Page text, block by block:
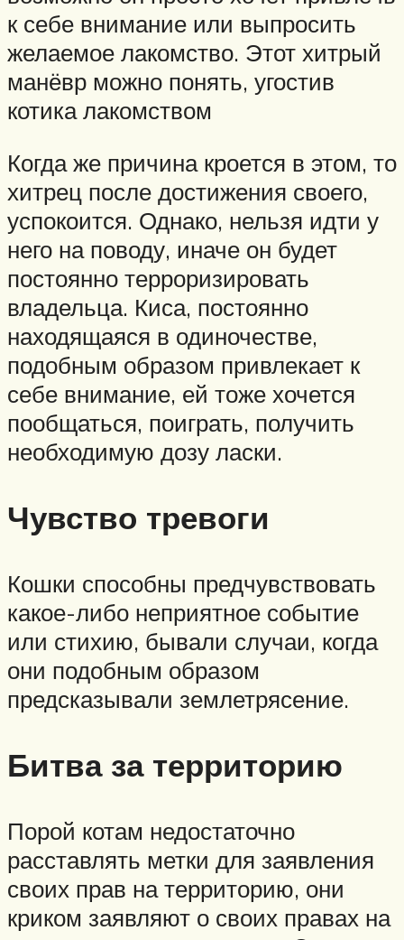
к себе внимание или выпросить
желаемое лакомство. Этот хитрый
манёвр можно понять, угостив
котика лакомством
Когда же причина кроется в этом, то
хитрец после достижения своего,
успокоится. Однако, нельзя идти у
него на поводу, иначе он будет
постоянно терроризировать
владельца. Киса, постоянно
находящаяся в одиночестве,
подобным образом привлекает к
себе внимание, ей тоже хочется
пообщаться, поиграть, получить
необходимую дозу ласки.
Чувство тревоги
Кошки способны предчувствовать
какое-либо неприятное событие
или стихию, бывали случаи, когда
они подобным образом
предсказывали землетрясение.
Битва за территорию
Порой котам недостаточно
расставлять метки для заявления
своих прав на территорию, они
криком заявляют о своих правах на